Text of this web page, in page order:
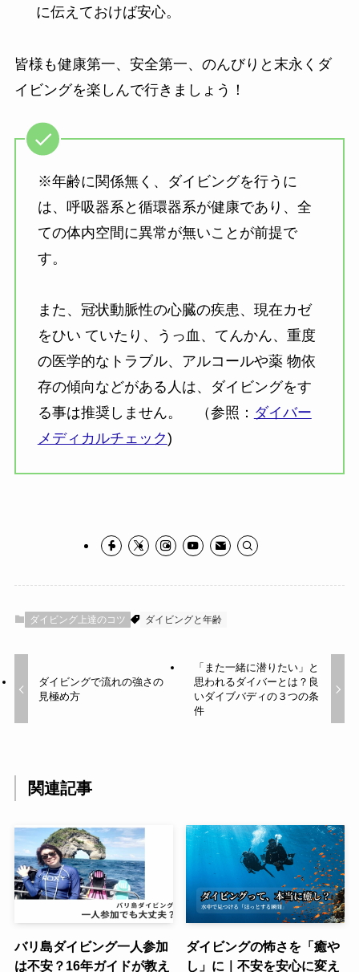
に伝えておけば安心。
皆様も健康第一、安全第一、のんびりと末永くダ
イビングを楽しんで行きましょう！
※年齢に関係無く、ダイビングを行うに
は、呼吸器系と循環器系が健康であり、全
ての体内空間に異常が無いことが前提で
す。
また、冠状動脈性の心臓の疾患、現在カゼ
をひい ていたり、うっ血、てんかん、重度
の医学的なトラブル、アルコールや薬 物依
存の傾向などがある人は、ダイビングをす
る事は推奨しません。 （参照： ダイバー
メディカルチェック)
ダイビング上達のコツ ダイビングと年齢
ダイビングで流れの強さの
見極め方
「また一緒に潜りたい」と
思われるダイバーとは？良
いダイブバディの３つの条
件
関連記事
バリ島ダイビング一人参加
は不安？16年ガイドが教え
ダイビングの怖さを「癒や
し」に｜不安を安心に変え